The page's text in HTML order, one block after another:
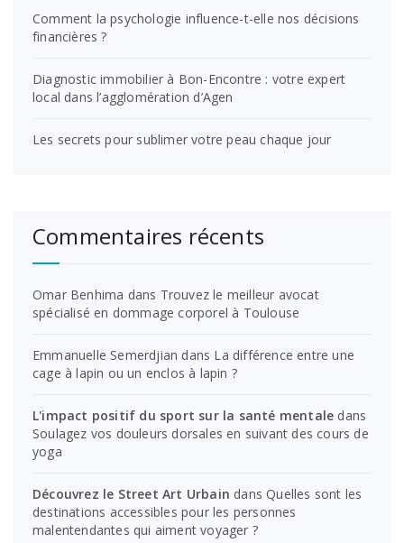
Comment la psychologie influence-t-elle nos décisions
financières ?
Diagnostic immobilier à Bon-Encontre : votre expert
local dans l’agglomération d’Agen
Les secrets pour sublimer votre peau chaque jour
Commentaires récents
Omar Benhima dans Trouvez le meilleur avocat
spécialisé en dommage corporel à Toulouse
Emmanuelle Semerdjian dans La différence entre une
cage à lapin ou un enclos à lapin ?
L'impact positif du sport sur la santé mentale dans
Soulagez vos douleurs dorsales en suivant des cours de
yoga
Découvrez le Street Art Urbain dansQuelles sont les
destinations accessibles pour les personnes
malentendantes qui aiment voyager ?